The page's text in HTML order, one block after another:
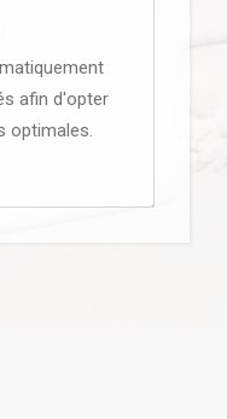
afin d'opter
optimales.